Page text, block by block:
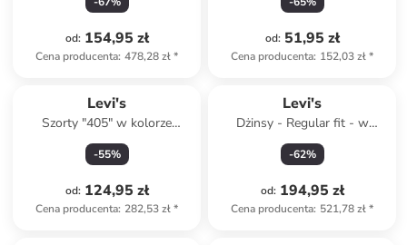
od: 154,95 zł
Cena producenta: 478,28 zł*
od: 51,95 zł
Cena producenta: 152,03 zł*
Levi's
Szorty "405" w kolorze
szarym
-55%
od: 124,95 zł
Cena producenta: 282,53 zł*
Levi's
Dżinsy - Regular fit - w
kolorze niebieskim
-62%
od: 194,95 zł
Cena producenta: 521,78 zł*